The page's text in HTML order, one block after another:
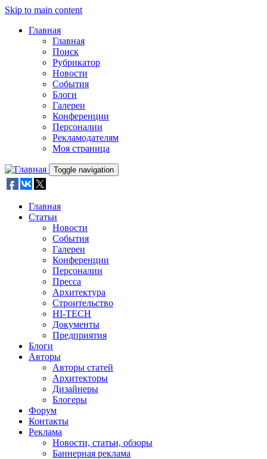
Skip to main content
Главная
Главная
Поиск
Рубрикатор
Новости
События
Блоги
Галереи
Конференции
Персоналии
Рекламодателям
Моя страница
Toggle navigation
Главная
Статьи
Новости
События
Галереи
Конференции
Персоналии
Пресса
Архитектура
Строительство
HI-TECH
Документы
Предприятия
Блоги
Авторы
Авторы статей
Архитекторы
Дизайнеры
Блогеры
Форум
Контакты
Реклама
Новости, статьи, обзоры
Баннерная реклама